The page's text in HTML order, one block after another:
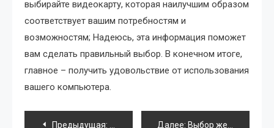
выбирайте видеокарту, которая наилучшим образом
соответствует вашим потребностям и
возможностям; Надеюсь, эта информация поможет
вам сделать правильный выбор. В конечном итоге,
главное – получить удовольствие от использования
вашего компьютера.
Предыдущая: Программы для Nokia N96: расширяем
Далее: Выбор жесткого диска